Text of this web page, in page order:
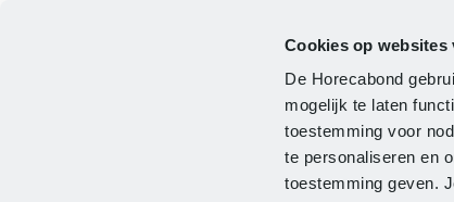
Cookies op websites
De Horecabond
mogelijk te laten
toestemming voor
te personaliseren en
toestemming geven.